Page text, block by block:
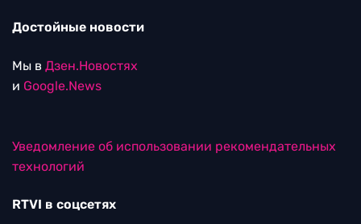
Достойные новости
Мы в Дзен.Новостях
и Google.News
Уведомление об использовании рекомендательных
технологий
RTVI в соцсетях